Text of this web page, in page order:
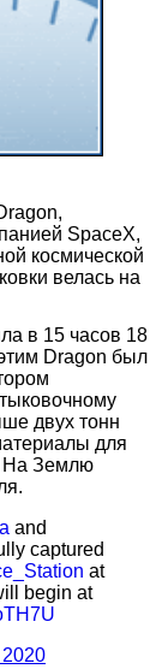
SpaceX,
космической
велась на
в 15 часов 18
Dragon был
двух тонн
для
На Землю
and
captured
at
begin at
2020